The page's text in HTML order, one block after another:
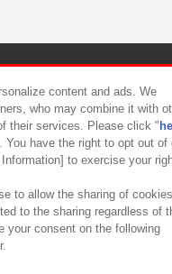
カスタマーハラスメント対応
content and ads. We
who may combine it with
their services. Please click "
have the right to opt out of
to exercise your
to allow the sharing of cookies
to the sharing regardless of
your consent on the following